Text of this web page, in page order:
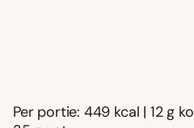
Per portie: 449 kcal | 12 g